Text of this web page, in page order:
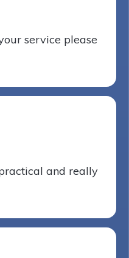
service please
and really